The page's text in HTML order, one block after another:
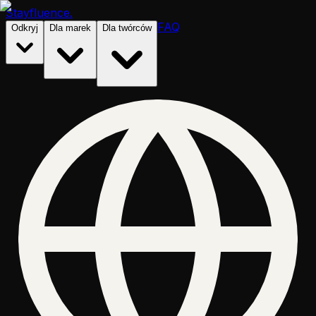
Stayfluence.
Odkryj Dla marek Dla twórców FAQ